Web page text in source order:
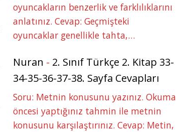
oyuncakların benzerlik ve farklılıklarını
anlatınız. Cevap: Geçmişteki
oyuncaklar genellikle tahta,…
Nuran - 2. Sınıf Türkçe 2. Kitap 33-
34-35-36-37-38. Sayfa Cevapları
Soru: Metnin konusunu yazınız. Okuma
öncesi yaptığınız tahmin ile metnin
konusunu karşılaştırınız. Cevap: Metin,